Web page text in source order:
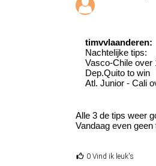
timvvlaanderen:
Nachtelijke tips:
Vasco-Chile over
Dep.Quito to win
Atl. Junior - Cali
Alle 3 de tips weer
Vandaag even
0 Vind ik leuk's